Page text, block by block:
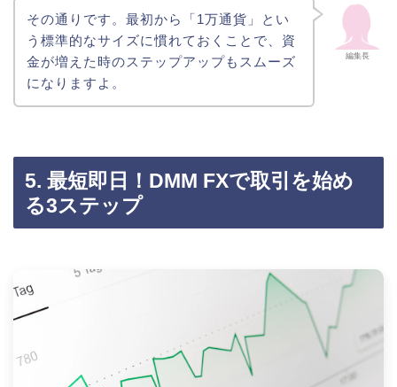
編集長
その通りです。最初から「1万通貨」とい
う標準的なサイズに慣れておくことで、資
金が増えた時のステップアップもスムーズ
になりますよ。
5. 最短即日！DMM FXで取引を始め
る3ステップ